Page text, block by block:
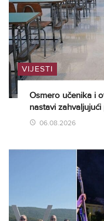
VIJESTI
Osmero učenika i
nastavi
06.08.2026